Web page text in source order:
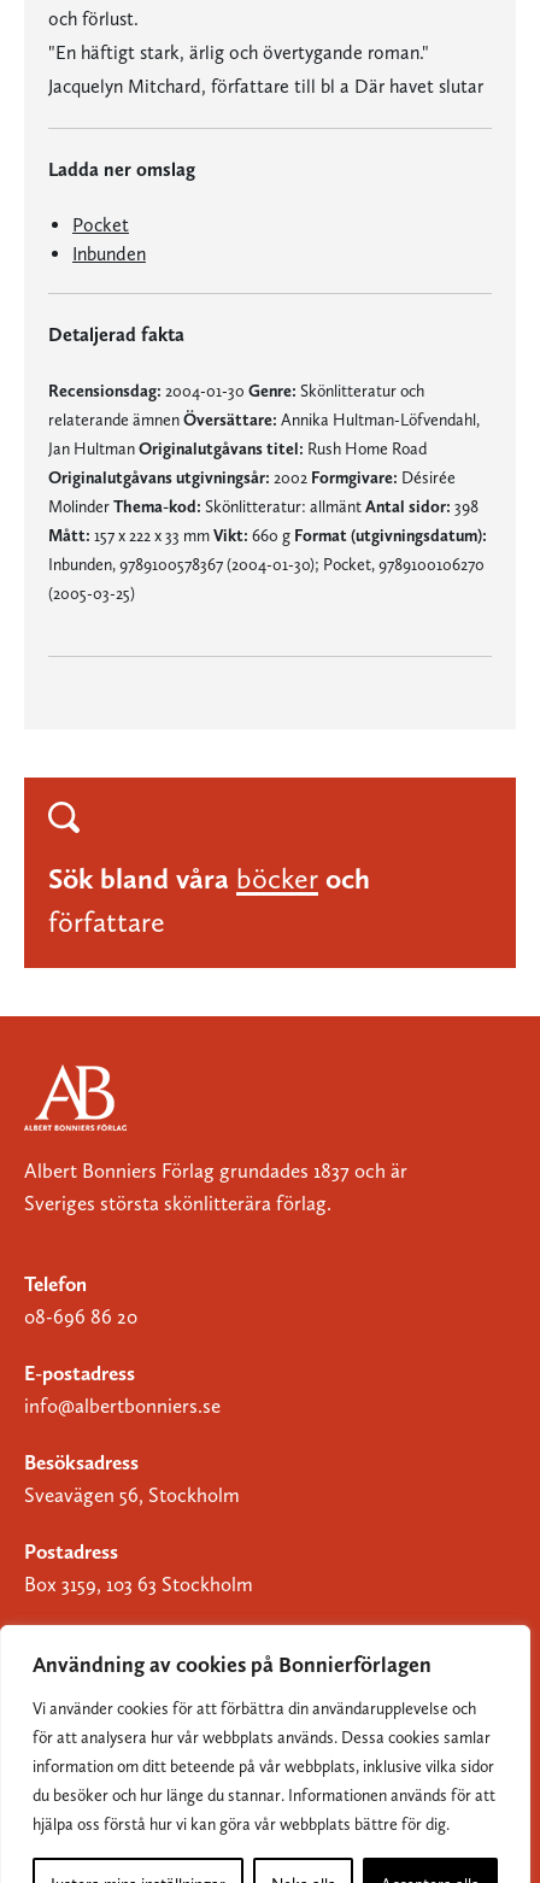
Användning av cookies på Bonnierförlagen
Vi använder cookies för att förbättra din användarupplevelse och
för att analysera hur vår webbplats används. Dessa cookies samlar
information om ditt beteende på vår webbplats, inklusive vilka sidor
du besöker och hur länge du stannar. Informationen används för att
hjälpa oss förstå hur vi kan göra vår webbplats bättre för dig.
och förlust.
"En häftigt stark, ärlig och övertygande roman."
Jacquelyn Mitchard, författare till bl a Där havet slutar
Ladda ner omslag
Pocket
Inbunden
Detaljerad fakta
Recensionsdag: 2004-01-30 Genre: Skönlitteratur och
relaterande ämnenÖversättare: Annika Hultman-Löfvendahl,
Jan HultmanOriginalutgåvans titel: Rush Home Road
Originalutgåvans utgivningsår: 2002 Formgivare: Désirée
MolinderThema-kod: Skönlitteratur: allmäntAntal sidor: 398
Mått: 157 x 222 x 33 mmVikt: 660 g Format (utgivningsdatum):
Inbunden, 9789100578367 (2004-01-30); Pocket, 9789100106270
(2005-03-25)
Sök bland våra böcker och
författare
Albert Bonniers Förlag grundades 1837 och är
Sveriges största skönlitterära förlag.
Telefon
08-696 86 20
E-postadress
info@albertbonniers.se
Besöksadress
Sveavägen 56, Stockholm
Postadress
Box 3159, 103 63 Stockholm
Om Bonnierförlagen
Cookies
Integritetspolicy